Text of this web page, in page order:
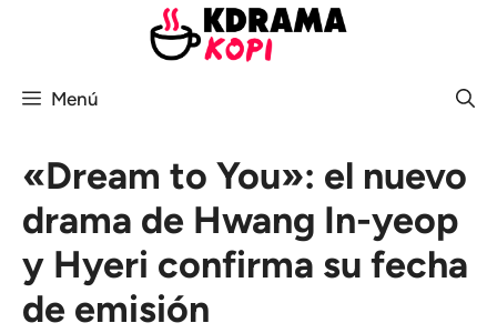
Menú
«Dream to You»: el nuevo
drama de Hwang In-yeop
y Hyeri confirma su fecha
de emisión